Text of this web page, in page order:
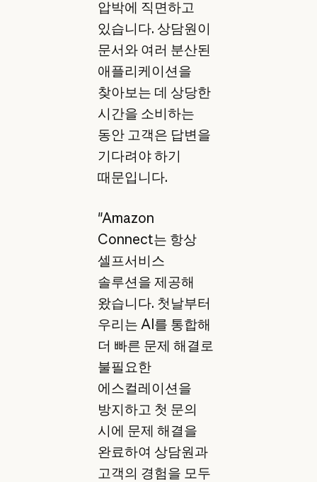
압박에 직면하고
있습니다. 상담원이
문서와 여러 분산된
애플리케이션을
찾아보는 데 상당한
시간을 소비하는
동안 고객은 답변을
기다려야 하기
때문입니다.
"Amazon
Connect는 항상
셀프서비스
솔루션을 제공해
왔습니다. 첫날부터
우리는 AI를 통합해
더 빠른 문제 해결로
불필요한
에스컬레이션을
방지하고 첫 문의
시에 문제 해결을
완료하여 상담원과
고객의 경험을 모두